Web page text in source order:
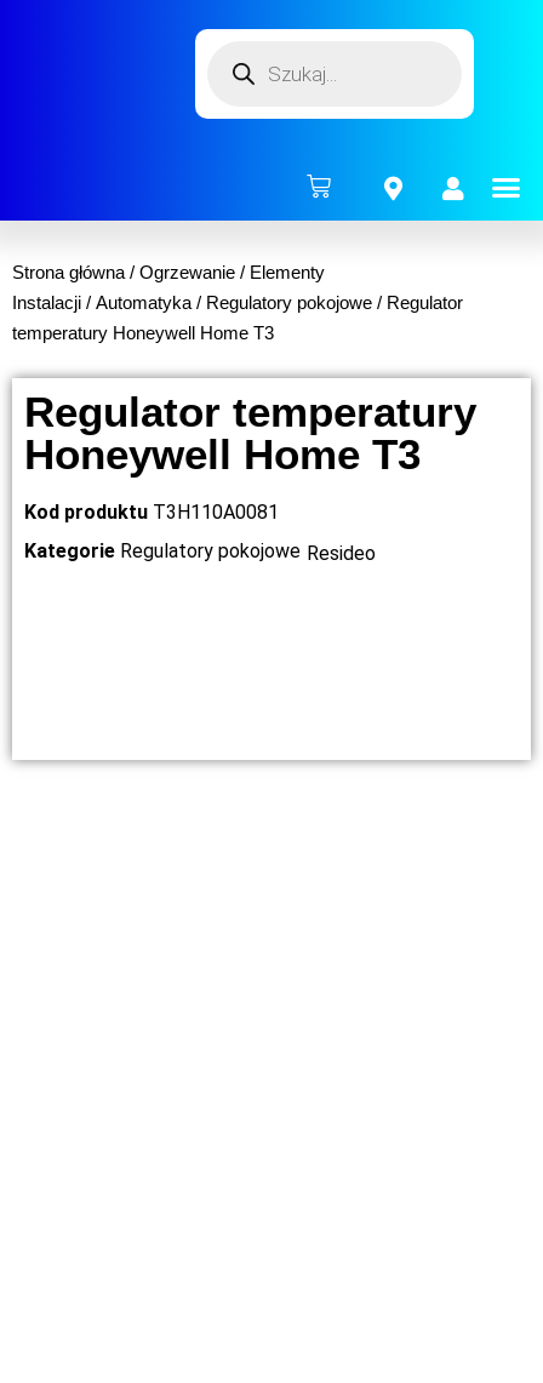
Strona główna / Ogrzewanie / Elementy
Instalacji / Automatyka / Regulatory pokojowe / Regulator
temperatury Honeywell Home T3
Regulator temperatury
Honeywell Home T3
Kod produktu T3H110A0081
Kategorie Regulatory pokojowe Resideo